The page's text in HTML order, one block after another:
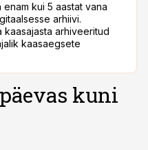
kui 5 aastat vana
arhiivi.
kaasajasta arhiveeritud
kaasaegsete
kuni